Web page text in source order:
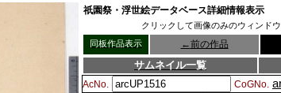
祇園祭・浮世絵データベース詳細情報表示
クリックして画像のみのウィンド
同板作品表示
←前の作品
サムネイル一覧
AcNo. CoGNo.